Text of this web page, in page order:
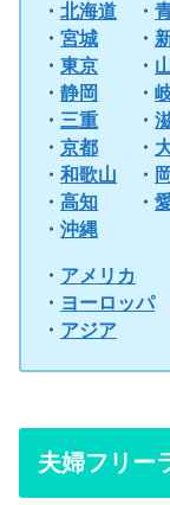
・北海道 ・
・宮城 ・
・東京 ・
・静岡 ・
・三重 ・
・京都 ・
・和歌山 ・
・高知 ・
・沖縄
・ アメリカ
・ ヨーロッパ
・ アジア
夫婦フリー